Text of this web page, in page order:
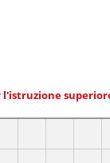
l'istruzione